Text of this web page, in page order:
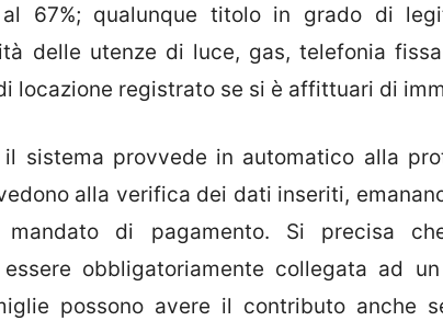
67%; qualunque titolo in grado di
delle utenze di luce, gas, telefonia
locazione registrato se si è affittuari di
sistema provvede in automatico alla
alla verifica dei dati inseriti,
di pagamento. Si precisa che
obbligatoriamente collegata ad
possono avere il contributo anche